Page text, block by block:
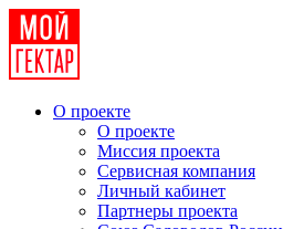
О проекте
О проекте
Миссия проекта
Сервисная компания
Личный кабинет
Партнеры проекта